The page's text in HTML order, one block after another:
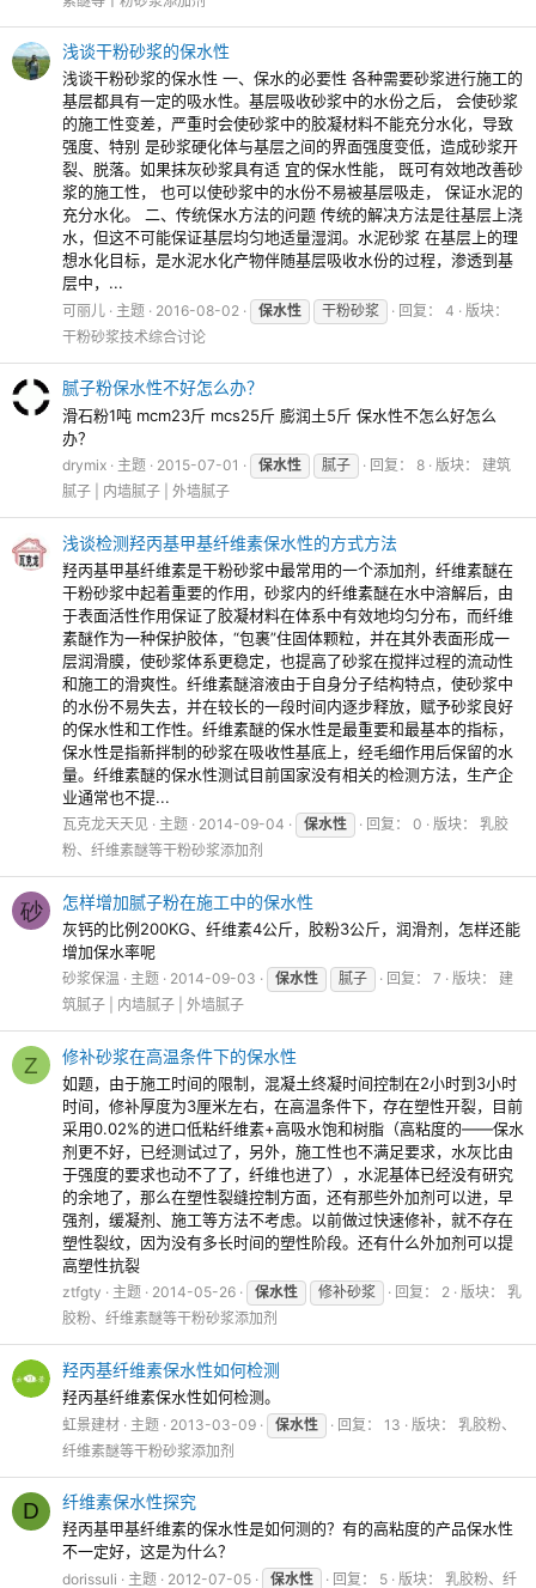
浅谈干粉砂浆的保水性
浅谈干粉砂浆的保水性 一、保水的必要性 各种需要砂浆进行施工的
基层都具有一定的吸水性。基层吸收砂浆中的水份之后， 会使砂浆
的施工性变差，严重时会使砂浆中的胶凝材料不能充分水化，导致
强度、特别 是砂浆硬化体与基层之间的界面强度变低，造成砂浆开
裂、脱落。如果抹灰砂浆具有适 宜的保水性能， 既可有效地改善砂
浆的施工性， 也可以使砂浆中的水份不易被基层吸走， 保证水泥的
充分水化。 二、传统保水方法的问题 传统的解决方法是往基层上浇
水，但这不可能保证基层均匀地适量湿润。水泥砂浆 在基层上的理
想水化目标，是水泥水化产物伴随基层吸收水份的过程，渗透到基
层中，...
可丽儿 主题 2016-08-02 保水性 干粉砂浆 回复： 4
版块：
干粉砂浆技术综合讨论
腻子粉保水性不好怎么办？
滑石粉1吨 mcm23斤 mcs25斤 膨润土5斤 保水性不怎么好怎么
办？
drymix 主题 2015-07-01 保水性 腻子 回复： 8 版块： 建筑
腻子 | 内墙腻子 | 外墙腻子
浅谈检测羟丙基甲基纤维素保水性的方式方法
羟丙基甲基纤维素是干粉砂浆中最常用的一个添加剂，纤维素醚在
干粉砂浆中起着重要的作用，砂浆内的纤维素醚在水中溶解后，由
于表面活性作用保证了胶凝材料在体系中有效地均匀分布，而纤维
素醚作为一种保护胶体，“包裹”住固体颗粒，并在其外表面形成一
层润滑膜，使砂浆体系更稳定，也提高了砂浆在搅拌过程的流动性
和施工的滑爽性。纤维素醚溶液由于自身分子结构特点，使砂浆中
的水份不易失去，并在较长的一段时间内逐步释放，赋予砂浆良好
的保水性和工作性。纤维素醚的保水性是最重要和最基本的指标，
保水性是指新拌制的砂浆在吸收性基底上，经毛细作用后保留的水
量。纤维素醚的保水性测试目前国家没有相关的检测方法，生产企
业通常也不提...
瓦克龙天天见 主题 2014-09-04 保水性 回复： 0 版块： 乳胶
粉、纤维素醚等干粉砂浆添加剂
砂 怎样增加腻子粉在施工中的保水性
灰钙的比例200KG、纤维素4公斤，胶粉3公斤，润滑剂，怎样还能
增加保水率呢
砂浆保温 主题 2014-09-03 保水性 腻子 回复： 7 版块： 建
筑腻子 | 内墙腻子 | 外墙腻子
Z 修补砂浆在高温条件下的保水性
如题，由于施工时间的限制，混凝土终凝时间控制在2小时到3小时
时间，修补厚度为3厘米左右，在高温条件下，存在塑性开裂，目前
采用0.02%的进口低粘纤维素+高吸水饱和树脂（高粘度的——保水
剂更不好，已经测试过了，另外，施工性也不满足要求，水灰比由
于强度的要求也动不了了，纤维也进了），水泥基体已经没有研究
的余地了，那么在塑性裂缝控制方面，还有那些外加剂可以进，早
强剂，缓凝剂、施工等方法不考虑。以前做过快速修补，就不存在
塑性裂纹，因为没有多长时间的塑性阶段。还有什么外加剂可以提
高塑性抗裂
ztfgty 主题 2014-05-26 保水性 修补砂浆 回复： 2 版块： 乳
胶粉、纤维素醚等干粉砂浆添加剂
羟丙基纤维素保水性如何检测
羟丙基纤维素保水性如何检测。
虹景建材 主题 2013-03-09 保水性 回复： 13 版块： 乳胶粉、
纤维素醚等干粉砂浆添加剂
D 纤维素保水性探究
羟丙基甲基纤维素的保水性是如何测的？有的高粘度的产品保水性
不一定好，这是为什么？
dorissuli 主题 2012-07-05 保水性 回复： 5 版块： 乳胶粉、纤